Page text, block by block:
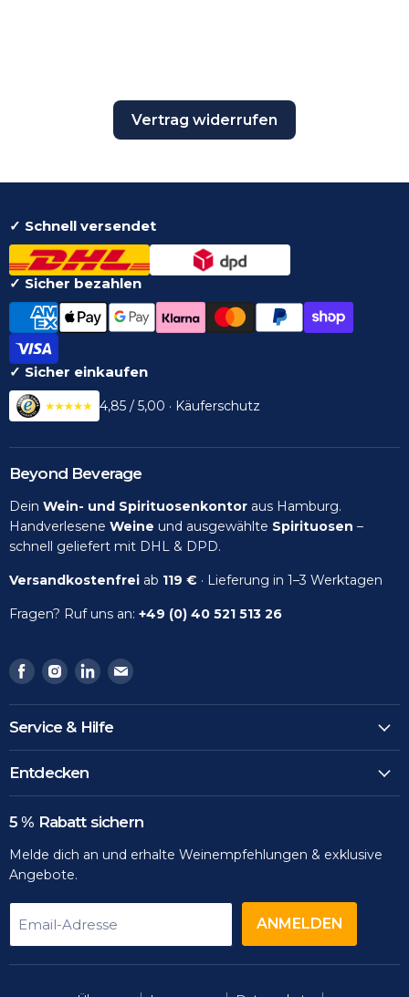
Vertrag widerrufen
✓ Schnell versendet
✓ Sicher bezahlen
✓ Sicher einkaufen
4,85 / 5,00 · Käuferschutz
Beyond Beverage
Dein Wein- und Spirituosenkontor aus Hamburg.
Handverlesene Weine und ausgewählte Spirituosen –
schnell geliefert mit DHL & DPD.
Versandkostenfrei ab 119 € · Lieferung in 1–3 Werktagen
Fragen? Ruf uns an: +49 (0) 40 521 513 26
Finden
Sie
uns
auf
Facebook
Finden
Sie
uns
auf
Instagram
Finden
Sie
uns
auf
LinkedIn
Finden
uns
Email
Service & Hilfe
Entdecken
5 % Rabatt sichern
Melde dich an und erhalte Weinempfehlungen & exklusive
Angebote.
Email-Adresse ANMELDEN